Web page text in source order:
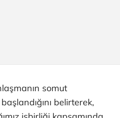
somut
belirterek,